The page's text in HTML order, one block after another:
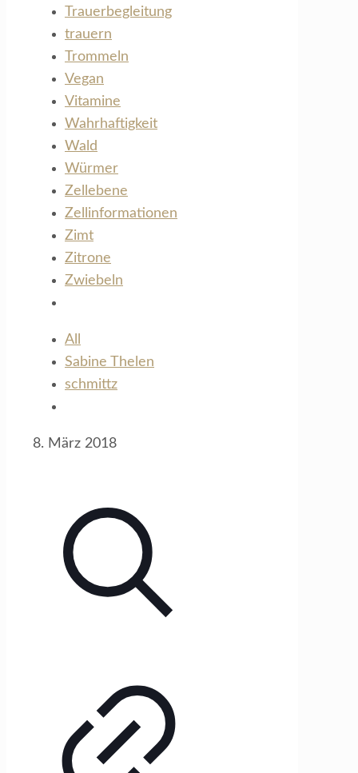
Trauerbegleitung
trauern
Trommeln
Vegan
Vitamine
Wahrhaftigkeit
Wald
Würmer
Zellebene
Zellinformationen
Zimt
Zitrone
Zwiebeln
All
Sabine Thelen
schmittz
8. März 2018